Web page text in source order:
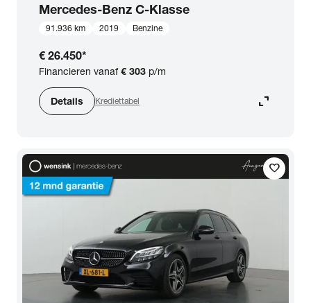
Mercedes-Benz C-Klasse
91.936 km 2019 Benzine
€ 26.450*
Financieren vanaf€ 303 p/m
Details Krediettabel expand_content
favorite